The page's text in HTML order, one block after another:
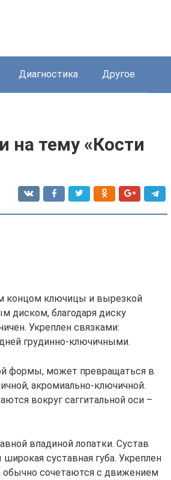
Диагностика Другое
на тему «Кости
концом ключицы и вырезкой
диском, благодаря диску
Укреплен связками:
грудинно-ключичными.
формы, может превращаться в
акромиально-ключичной.
вокруг саггитальной оси –
впадиной лопатки. Сустав
суставная губа. Укреплен
обычно сочетаются с движением